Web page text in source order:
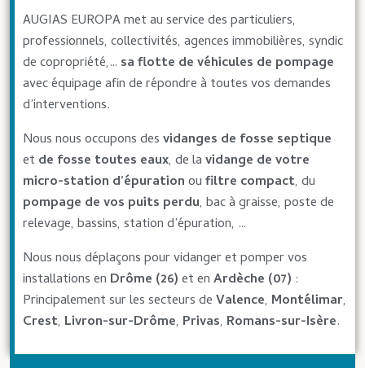
AUGIAS EUROPA met au service des particuliers,
professionnels, collectivités, agences immobilières, syndic
de copropriété,… sa flotte de véhicules de pompage
avec équipage afin de répondre à toutes vos demandes
d’interventions.
Nous nous occupons desvidanges de fosse septique
et de fosse toutes eaux, de lavidange de votre
micro-station d’épurationoufiltre compact, du
pompage de vos puits perdu, bac à graisse, poste de
relevage, bassins, station d’épuration, …
Nous nous déplaçons pour vidanger et pomper vos
installations en Drôme (26)et enArdèche (07) :
Principalement sur les secteurs deValence, Montélimar,
Crest, Livron-sur-Drôme, Privas, Romans-sur-Isère.